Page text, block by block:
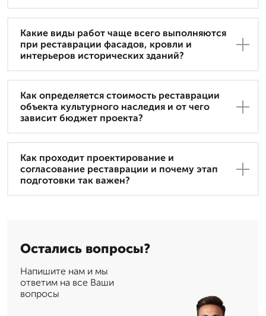
Какие виды работ чаще всего выполняются
при реставрации фасадов, кровли и
интерьеров исторических зданий?
Как определяется стоимость реставрации
объекта культурного наследия и от чего
зависит бюджет проекта?
Как проходит проектирование и
согласование реставрации и почему этап
подготовки так важен?
Остались вопросы?
Напишите нам и мы
ответим на все Ваши
вопросы